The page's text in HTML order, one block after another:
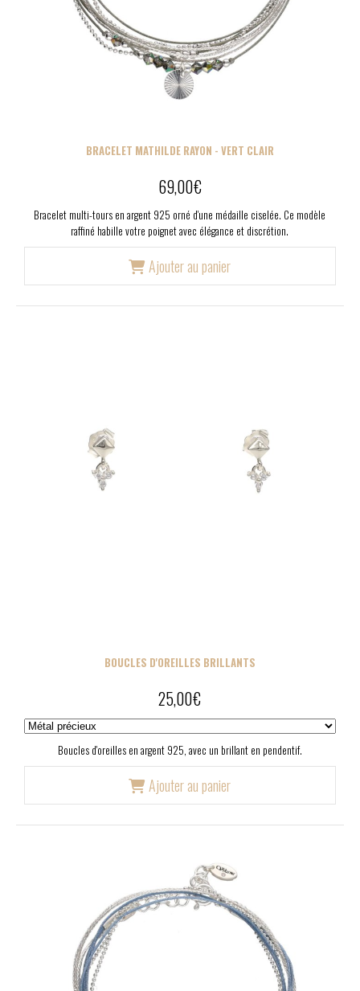
BRACELET MATHILDE RAYON - VERT CLAIR
69,00€
Bracelet multi-tours en argent 925 orné d'une médaille ciselée. Ce modèle
raffiné habille votre poignet avec élégance et discrétion.
Ajouter au panier
BOUCLES D'OREILLES BRILLANTS
25,00€
Boucles d'oreilles en argent 925, avec un brillant en pendentif.
Ajouter au panier